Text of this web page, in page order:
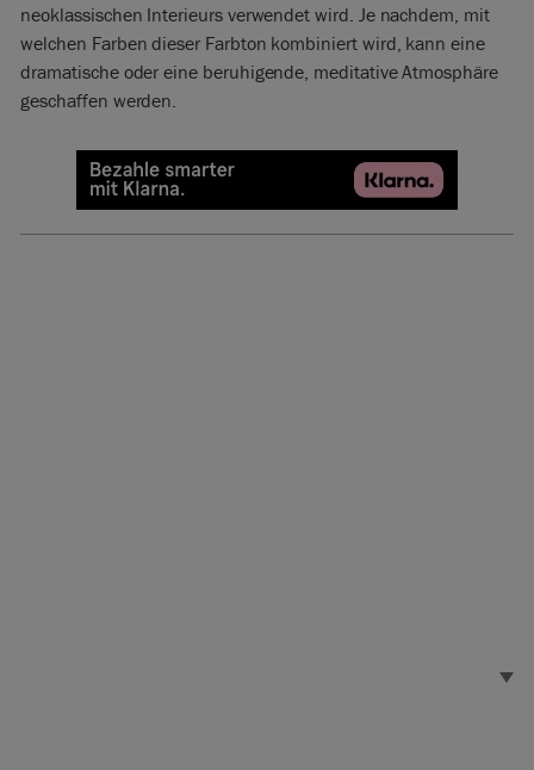
neoklassischen Interieurs verwendet wird. Je nachdem, mit
welchen Farben dieser Farbton kombiniert wird, kann eine
dramatische oder eine beruhigende, meditative Atmosphäre
geschaffen werden.